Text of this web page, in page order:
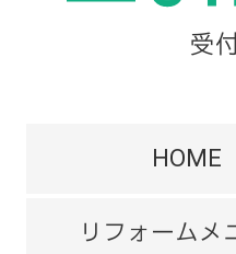
受
HOME
リフォームメ